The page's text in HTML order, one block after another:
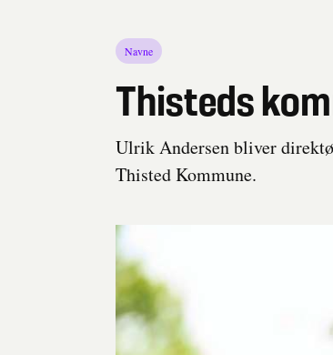
Navne
Thisteds
Ulrik Andersen bliver
Thisted Kommune.